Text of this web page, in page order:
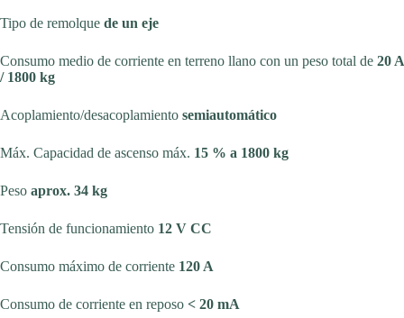
Tipo de remolque de un eje
Consumo medio de corriente en terreno llano con un peso total de 20 A
/ 1800 kg
Acoplamiento/desacoplamiento semiautomático
Máx. Capacidad de ascenso máx. 15 % a 1800 kg
Peso aprox. 34 kg
Tensión de funcionamiento 12 V CC
Consumo máximo de corriente 120 A
Consumo de corriente en reposo < 20 mA